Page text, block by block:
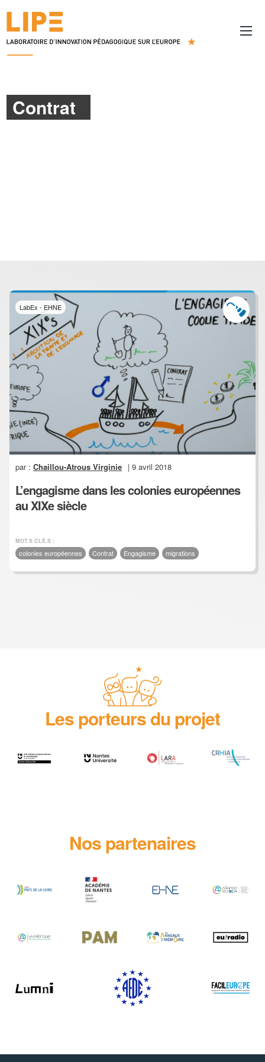
Contrat
LabEx - EHNE
par :Chaillou-Atrous Virginie | 9 avril 2018
L’engagisme dans les colonies européennes
au XIXe siècle
MOT.S CLÉ.S :
colonies européennes Contrat Engagisme migrations
Les porteurs du projet
Nos partenaires